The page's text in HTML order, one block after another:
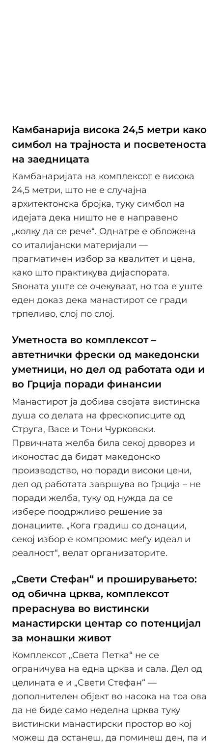
Камбанарија висока 24,5 метри како
симбол на трајноста и посветеноста
на заедницата
Камбанаријата на комплексот е висока
24,5 метри, што не е случајна
архитектонска бројка, туку симбол на
идејата дека ништо не е направено
„колку да се рече“. Однатре е обложена
со италијански материјали —
прагматичен избор за квалитет и цена,
како што практикува дијаспората.
Ѕвоната уште се очекуваат, но тоа е уште
еден доказ дека манастирот се гради
трпеливо, слој по слој.
Уметноста во комплексот –
автетнички фрески од македонски
уметници, но дел од работата оди и
во Грција поради финансии
Манастирот ја добива својата вистинска
душа со делата на фрескописците од
Струга, Васе и Тони Чурковски.
Првичната желба била секој дрворез и
иконостас да бидат македонско
производство, но поради високи цени,
дел од работата завршува во Грција – не
поради желба, туку од нужда да се
избере поодржливо решение за
донациите. „Кога градиш со донации,
секој избор е компромис меѓу идеал и
реалност“, велат организаторите.
„Свети Стефан“ и проширувањето:
од обична црква, комплексот
прераснува во вистински
манастирски центар со потенцијал
за монашки живот
Комплексот „Света Петка“ не се
ограничува на една црква и сала. Дел од
целината е и „Свети Стефан“ —
дополнителен објект во насока на тоа ова
да не биде само неделна црква туку
вистински манастирски простор во кој
можеш да останеш, да поминеш ден, па и